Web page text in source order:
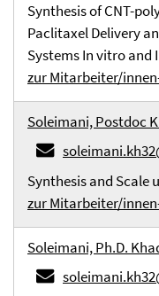
Synthesis of CNT-
Paclitaxel Delivery
Systems In vitro and
zur Mitarbeiter/
Soleimani, Postdoc
Synthesis and Scale
zur Mitarbeiter/
Soleimani, Ph.D.